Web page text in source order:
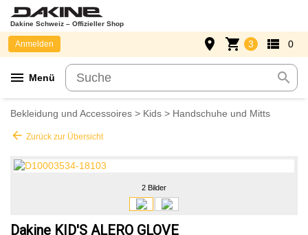
Dakine Schweiz – Offizieller Shop
menu Menü search
Anmelden place shopping_cart 3 view_list 0
Bekleidung und Accessoires > Kids > Handschuhe und Mitts
arrow_back Zurück zur Übersicht
2 Bilder
Dakine KID'S ALERO GLOVE